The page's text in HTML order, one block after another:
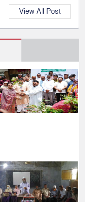
View All Post